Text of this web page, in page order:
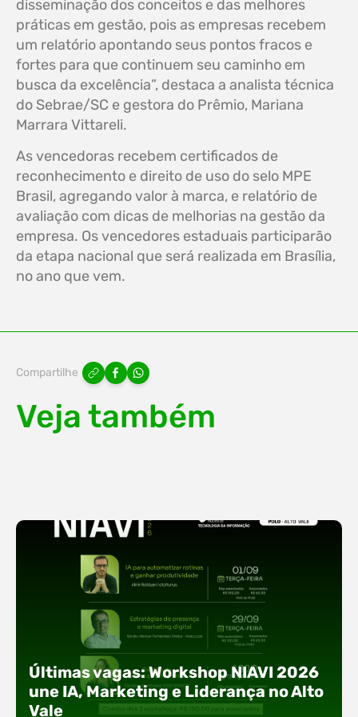
disseminação dos conceitos e das melhores
práticas em gestão, pois as empresas recebem
um relatório apontando seus pontos fracos e
fortes para que continuem seu caminho em
busca da excelência”, destaca a analista técnica
do Sebrae/SC e gestora do Prêmio, Mariana
Marrara Vittareli.
As vencedoras recebem certificados de
reconhecimento e direito de uso do selo MPE
Brasil, agregando valor à marca, e relatório de
avaliação com dicas de melhorias na gestão da
empresa. Os vencedores estaduais participarão
da etapa nacional que será realizada em Brasília,
no ano que vem.
Compartilhe
Veja também
Últimas vagas: Workshop NIAVI 2026
une IA, Marketing e Liderança no Alto
Vale